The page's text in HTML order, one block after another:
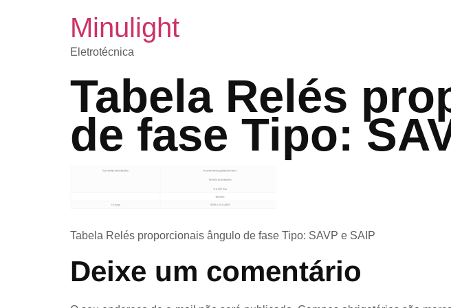
Minulight
Eletrotécnica
Tabela Relés
de fase Tipo:
Tabela Relés proporcionais ângulo de fase Tipo: SAVP e SAIP
Deixe um comentário